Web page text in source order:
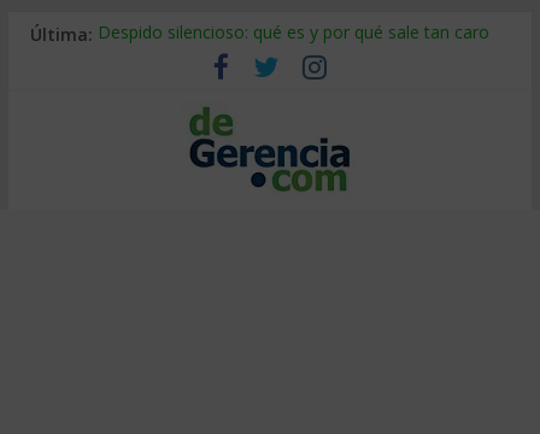
Última: Despido silencioso: qué es y por qué sale tan caro
La economía de Venezuela después del terremoto
Los 8 pasos de Kotter: liderar el cambio sin fracasar
Gestión de proyectos con IA: qué cambia en el oficio
IA y creatividad: cómo evitar que todos piensen igual